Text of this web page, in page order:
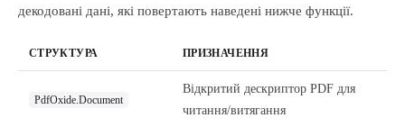
декодовані дані, які повертають наведені нижче функції.
СТРУКТУРА ПРИЗНАЧЕННЯ
PdfOxide.Document
Відкритий дескриптор PDF для
читання/витягання